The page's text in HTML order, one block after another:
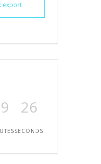
export
26
SECONDS